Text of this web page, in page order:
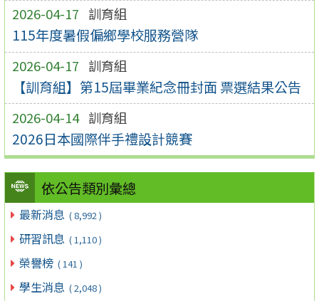
2026-04-17 訓育組
115年度暑假偏鄉學校服務營隊
2026-04-17 訓育組
【訓育組】第15屆畢業紀念冊封面 票選結果公告
2026-04-14 訓育組
2026日本國際伴手禮設計競賽
依公告類別彙總
最新消息 ( 8,992 )
研習訊息 ( 1,110 )
榮譽榜 ( 141 )
學生消息 ( 2,048 )